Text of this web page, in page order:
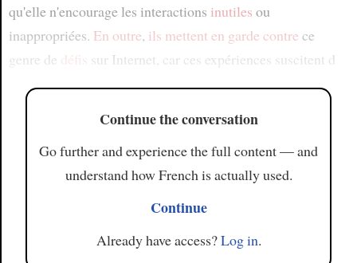
qu'elle n'encourage les interactions inutiles ou
inappropriées. En outre, ils mettent en garde contre ce
genre de défis sur Internet, car ces expériences suscitent d
Continue the conversation
Go further and experience the full content — and
understand how French is actually used.
Continue
Already have access?Log in.